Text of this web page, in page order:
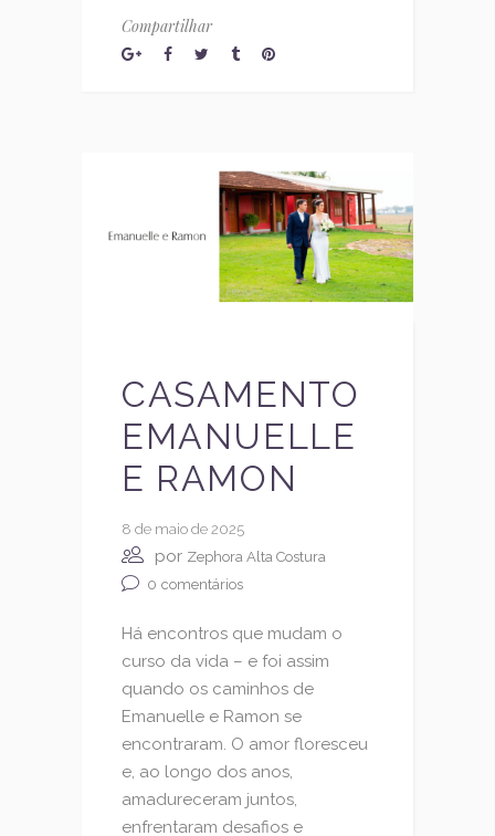
Compartilhar
CASAMENTO
EMANUELLE
E RAMON
8 de maio de 2025
por Zephora Alta Costura
0 comentários
Há encontros que mudam o
curso da vida – e foi assim
quando os caminhos de
Emanuelle e Ramon se
encontraram. O amor floresceu
e, ao longo dos anos,
amadureceram juntos,
enfrentaram desafios e